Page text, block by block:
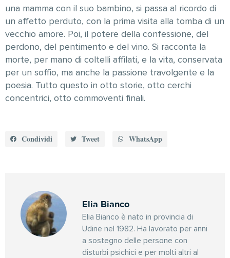
una mamma con il suo bambino, si passa al ricordo di
un affetto perduto, con la prima visita alla tomba di un
vecchio amore. Poi, il potere della confessione, del
perdono, del pentimento e del vino. Si racconta la
morte, per mano di coltelli affilati, e la vita, conservata
per un soffio, ma anche la passione travolgente e la
poesia. Tutto questo in otto storie, otto cerchi
concentrici, otto commoventi finali.
Condividi Tweet WhatsApp
Elia Bianco
Elia Bianco è nato in provincia di
Udine nel 1982. Ha lavorato per anni
a sostegno delle persone con
disturbi psichici e per molti altri al